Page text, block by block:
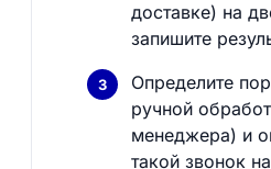
доставке) на
запишите
Определите
ручной
менеджера) и
такой звонок